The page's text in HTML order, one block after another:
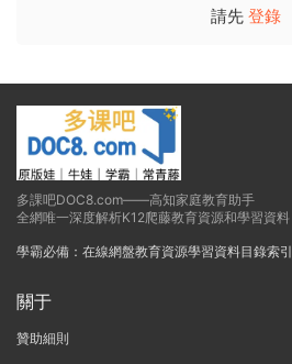
請先 登錄
多課吧DOC8.com——高知家庭教育助手
全網唯一深度解析K12爬藤教育資源和學習資料
學霸必備：在線網盤教育資源學習資料目錄索引
關于
贊助細則